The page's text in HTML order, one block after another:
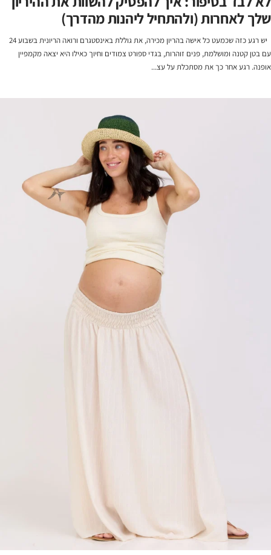
שלך לאחרות (ולהתחיל ליהנות מהדרך)
יש רגע כזה שכמעט כל אישה בהריון מכירה, את גוללת באינסטגרם ורואה הריונית בשבוע 24
עם בטן קטנה ומושלמת, פנים זוהרות, בגדי ספורט צמודים וחיוך כאילו היא יצאה מקמפיין
אופנה. רגע אחר כך את מסתכלת על עצ...